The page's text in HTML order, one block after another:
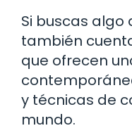
Si buscas algo
también
que ofrecen
y técnicas de
mundo.